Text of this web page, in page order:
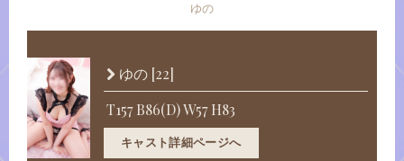
ゆの
ゆの [22]
T157 B86(D) W57 H83
キャスト詳細ページへ